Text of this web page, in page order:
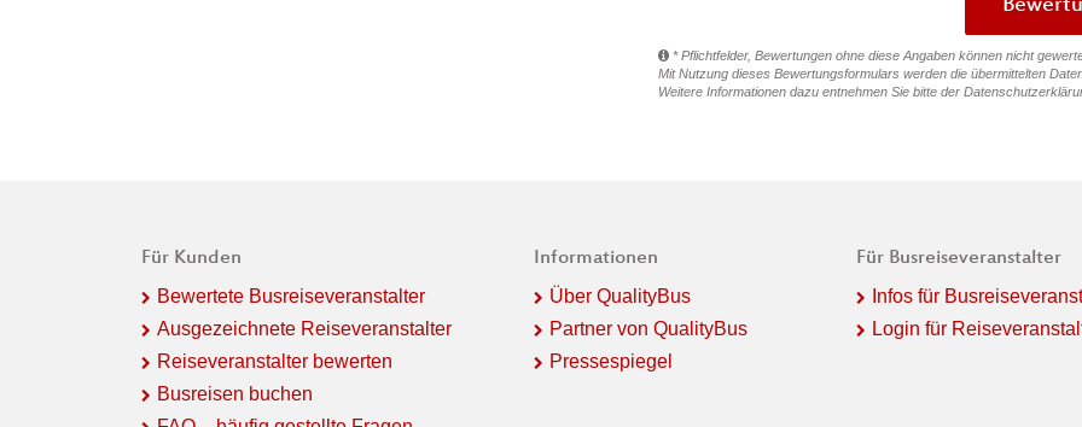
* Pflichtfelder, Bewertungen ohne diese Angaben können nicht
Mit Nutzung dieses Bewertungsformulars werden die übermittelten
Weitere Informationen dazu entnehmen Sie bitte der
Für Kunden
Bewertete Busreiseveranstalter
Ausgezeichnete Reiseveranstalter
Reiseveranstalter bewerten
Busreisen buchen
Informationen
Über QualityBus
Partner von QualityBus
Pressespiegel
Für Busreiseveranstalter
Infos für
Login für